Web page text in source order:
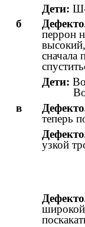
Дети:
б
перрон
сначала
Дети:
Вот
в
теперь
узкой